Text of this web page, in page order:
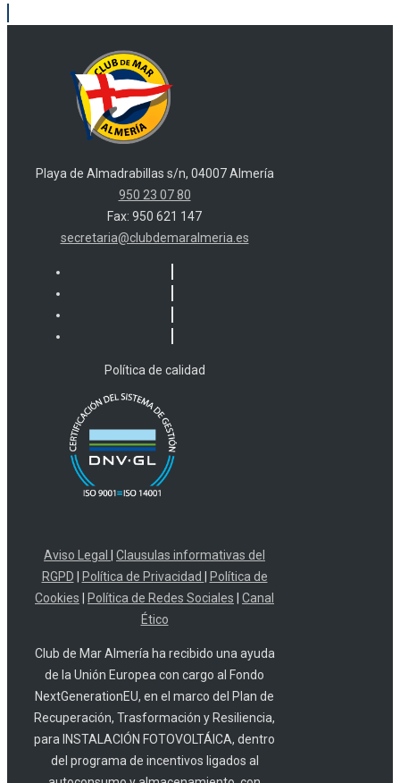
Playa de Almadrabillas s/n, 04007 Almería
950 23 07 80
Fax: 950 621 147
secretaria@clubdemaralmeria.es
Política de calidad
Aviso Legal
Clausulas informativas del
RGPD
Política de Privacidad
Política de
Cookies
Política de Redes Sociales
Canal
Ético
Club de Mar Almería ha recibido una ayuda
de la Unión Europea con cargo al Fondo
NextGenerationEU, en el marco del Plan de
Recuperación, Trasformación y Resiliencia,
para INSTALACIÓN FOTOVOLTÁICA, dentro
del programa de incentivos ligados al